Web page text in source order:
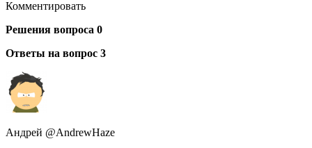
Комментировать
Решения вопроса 0
Ответы на вопрос 3
Андрей @AndrewHaze